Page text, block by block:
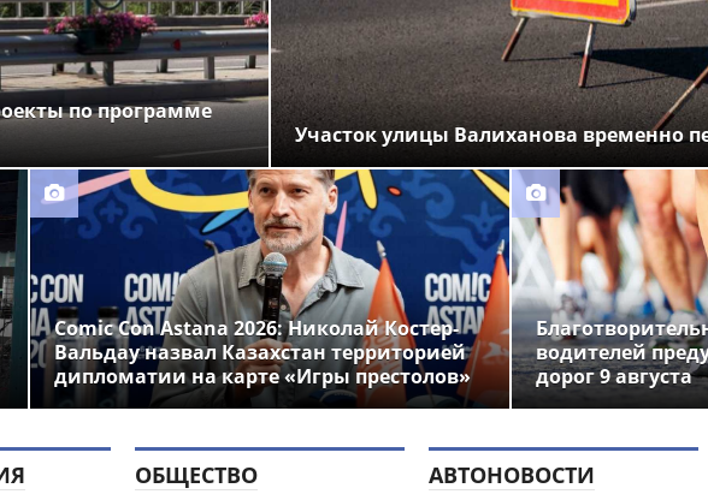
по программе
Участок улицы Валиханова временно
Comic Con Astana 2026: Николай Костер-
Вальдау назвал Казахстан территорией
дипломатии на карте «Игры престолов»
водителей
дорог 9 августа
ОБЩЕСТВО АВТОНОВОСТИ